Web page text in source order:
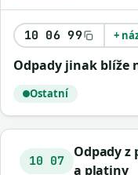
10 06 99 +
Odpady jinak blíže
Ostatní
10 07
Odpady
a platiny